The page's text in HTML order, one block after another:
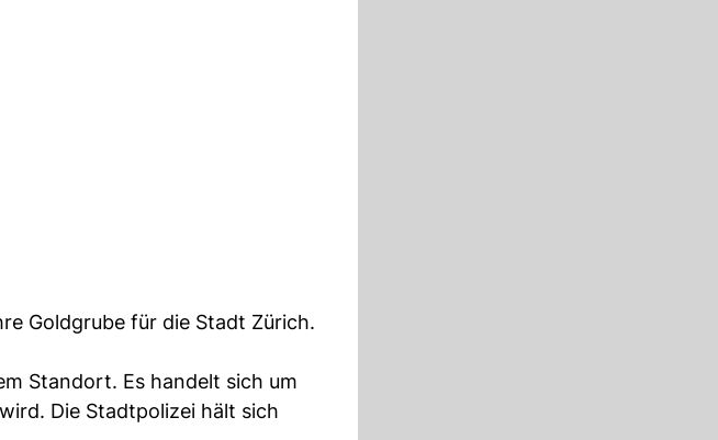
Goldgrube für die Stadt Zürich.
Standort. Es handelt sich um
Die Stadtpolizei hält sich